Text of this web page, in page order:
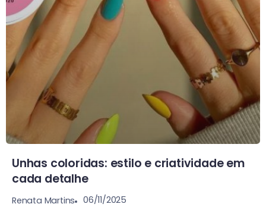
Unhas coloridas: estilo e criatividade em
cada detalhe
Renata Martins 06/11/2025